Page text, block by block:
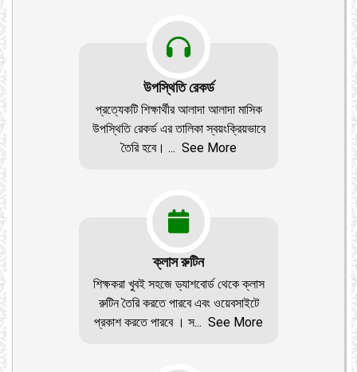
উপস্থিতি রেকর্ড
প্রত্যেকটি শিক্ষার্থীর আলাদা আলাদা মাসিক
উপস্থিতি রেকর্ড এর তালিকা স্বয়ংক্রিয়ভাবে
তৈরি হবে। ... See More
ক্লাস রুটিন
শিক্ষকরা খুবই সহজে ড্যাশবোর্ড থেকে ক্লাস
রুটিন তৈরি করতে পারবে এবং ওয়েবসাইটে
প্রকাশ করতে পারবে । স... See More